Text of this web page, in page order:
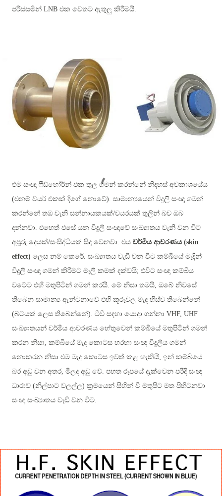
පරිස්සමින් LNB එක වෙතට ඇතුලු කිරීමයි.
එම සංඥා ෆීඩ්හෝර්න් එක තුල ගමන් කරන්නේ නිදහස් අවකාශයේය
(එනම් වයර් එකක් දිගේ නොවේ). සාමාන්‍යයෙන් විදුලි සංඥා ගමන්
කරන්නේ තඹ වැනි සන්නායකයක්/වයරයක් තුලින් බව ඔබ
දන්නවා. එහෙත් එසේ යන විදුලි සංඥාවේ සංඛ්‍යාතය වැනි වන විට
අපූරු දෙයක්/සංසිද්ධියක් සිදු වෙනවා. එය චර්මීය ආචරණය (skin
effect) ලෙස නම් කෙරේ. සංඛ්‍යාතය වැඩි වන විට කම්බියේ මැදින්
විදුලි සංඥා ගමන් කිරීමට මැලි කමක් දක්වයි; එවිට සංඥා කම්බිය
වටේට එහි මතුපිටින් ගමන් කරයි. මේ නිසා තමයි, ඔබේ නිවසේ
තිබෙන සාමාන්‍ය ඇන්ටනාවේ එහි කූරුවල මැද හිස්ව තිබෙන්නේ
(බටයක් ලෙස තිබෙන්නේ). ටීවී සඳහා යොදා ගන්නා VHF, UHF
සංඛ්‍යාතයන් චර්මීය ආචරණය හේතුවෙන් කම්බියේ මතුපිටින් ගමන්
කරන නිසා, කම්බියේ මැද කොටස හරහා සංඥා විදුලිය ගමන්
නොකරන නිසා එම මැද කොටස ඉවත් කළ හැකියි; ඉන් කම්බියේ
බර අඩු වන අතර, මිලද අඩු වේ. පහත රූපයේ දැක්වෙන පරිදි සංඥා
ධාරාව (නිල්පාට වලල්ල) ක්‍රමයෙන් සිහින් වී මතුපිට මත පිහිටනවා
සංඥා සංඛ්‍යාතය වැඩි වන විට.